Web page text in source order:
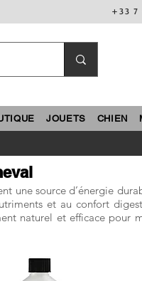
+33 7
JOUETS CHIEN
une source d’énergie
et au confort
naturel et efficace pour